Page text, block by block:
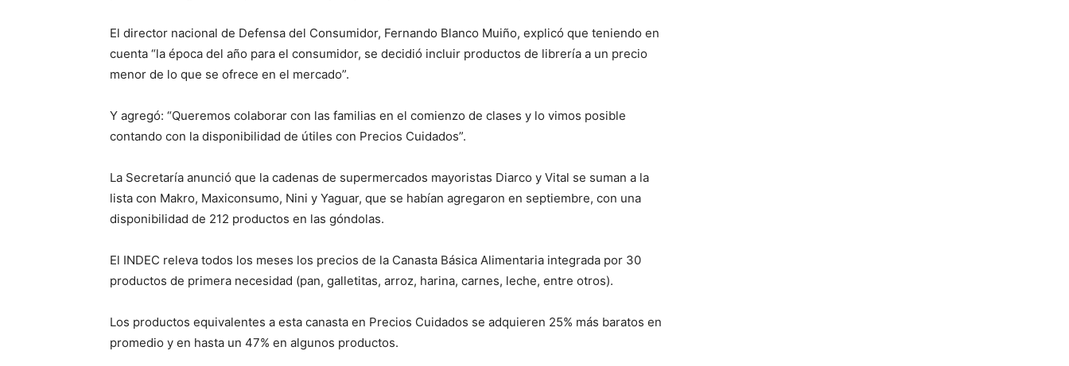
El director nacional de Defensa del Consumidor, Fernando Blanco Muiño, explicó que teniendo en
cuenta “la época del año para el consumidor, se decidió incluir productos de librería a un precio
menor de lo que se ofrece en el mercado”.
Y agregó: “Queremos colaborar con las familias en el comienzo de clases y lo vimos posible
contando con la disponibilidad de útiles con Precios Cuidados”.
La Secretaría anunció que la cadenas de supermercados mayoristas Diarco y Vital se suman a la
lista con Makro, Maxiconsumo, Nini y Yaguar, que se habían agregaron en septiembre, con una
disponibilidad de 212 productos en las góndolas.
El INDEC releva todos los meses los precios de la Canasta Básica Alimentaria integrada por 30
productos de primera necesidad (pan, galletitas, arroz, harina, carnes, leche, entre otros).
Los productos equivalentes a esta canasta en Precios Cuidados se adquieren 25% más baratos en
promedio y en hasta un 47% en algunos productos.